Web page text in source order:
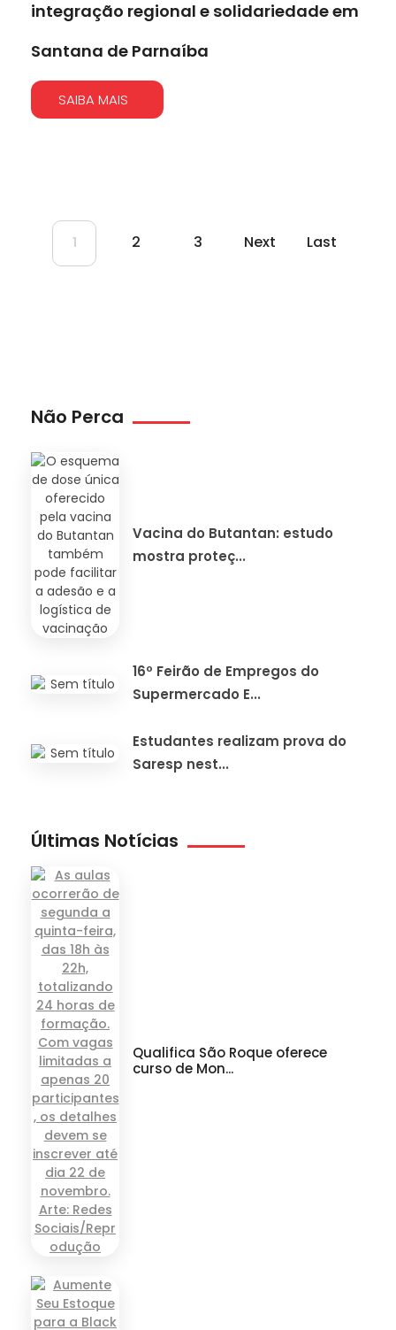
integração regional e solidariedade em
Santana de Parnaíba
SAIBA MAIS
1 2 3 Next Last
Não Perca
Vacina do Butantan: estudo
mostra proteç...
16º Feirão de Empregos do
Supermercado E...
Estudantes realizam prova do
Saresp nest...
Últimas Notícias
Qualifica São Roque oferece
curso de Mon...